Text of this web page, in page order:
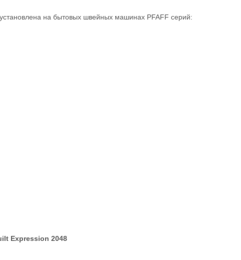
на бытовых швейных машинах PFAFF серий:
Expression 2048